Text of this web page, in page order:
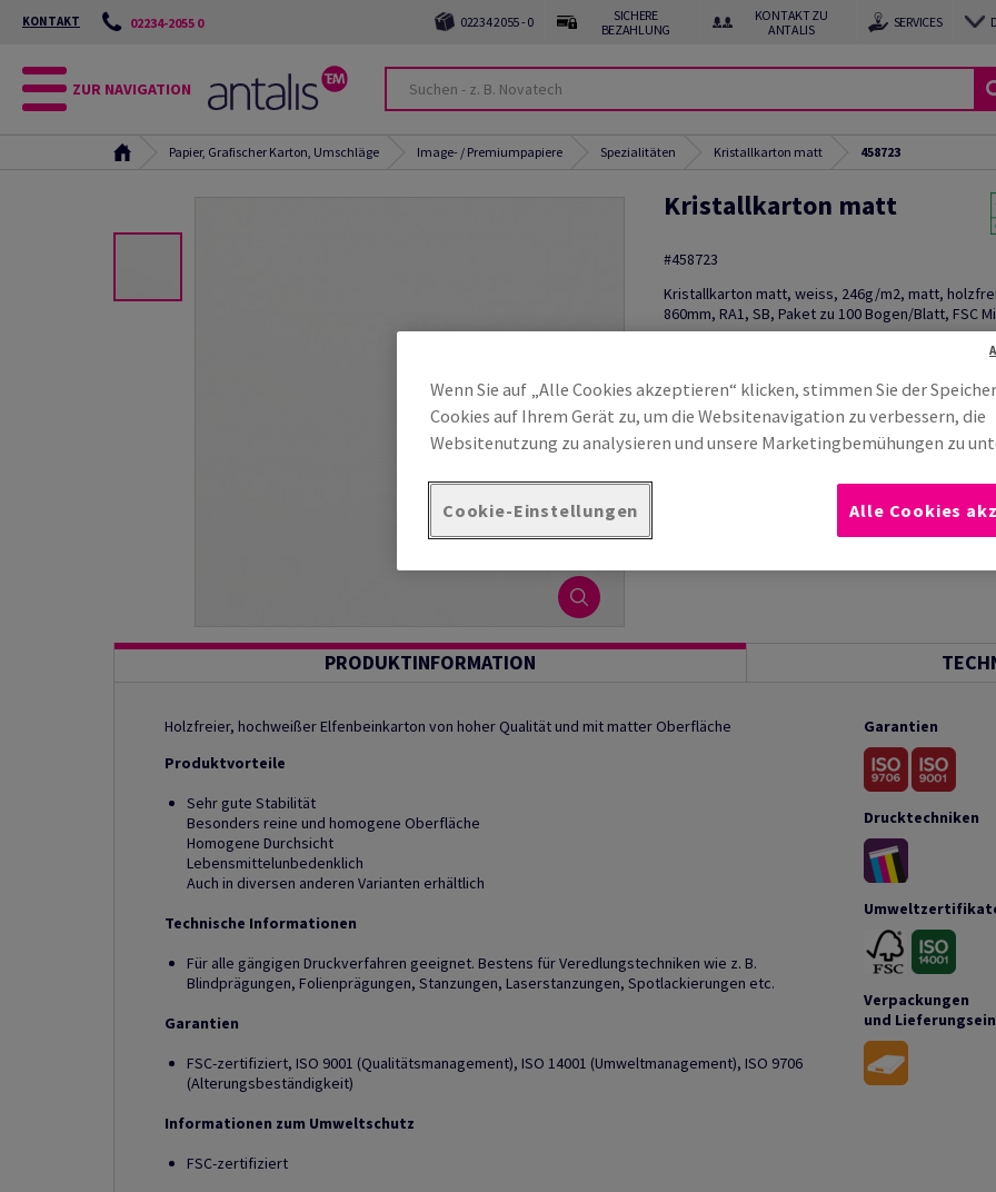
KONTAKT 02234-2055 0 02234 2055 - 0
SICHERE
BEZAHLUNG
KONTAKT ZU
ANTALIS
SERVICES
ZUR NAVIGATION
Papier, Grafischer Karton, Umschläge Image- / Premiumpapiere Spezialitäten Kristallkarton matt 458723
Kristallkarton matt
#458723
Kristallkarton matt, weiss, 246g/m2, matt,
860mm, RA1, SB, Paket zu 100 Bogen/Blatt, FSC
Produktinformation Produkt
PRODUKTINFORMATION
Holzfreier, hochweißer Elfenbeinkarton von hoher Qualität und mit matter Oberfläche
Produktvorteile
Sehr gute Stabilität
Besonders reine und homogene Oberfläche
Homogene Durchsicht
Lebensmittelunbedenklich
Auch in diversen anderen Varianten erhältlich
Technische Informationen
Für alle gängigen Druckverfahren geeignet. Bestens für Veredlungstechniken wie z. B.
Blindprägungen, Folienprägungen, Stanzungen, Laserstanzungen, Spotlackierungen etc.
Garantien
FSC-zertifiziert, ISO 9001 (Qualitätsmanagement), ISO 14001 (Umweltmanagement), ISO 9706
(Alterungsbeständigkeit)
Informationen zum Umweltschutz
FSC-zertifiziert
Garantien
Drucktechniken
Verpackungen
und
Wenn Sie auf „Alle Cookies akzeptieren“ klicken, stimmen Sie der
Cookies auf Ihrem Gerät zu, um die Websitenavigation zu verbessern, die
Websitenutzung zu analysieren und unsere Marketingbemühungen zu
Cookie-Einstellungen Alle Cookies